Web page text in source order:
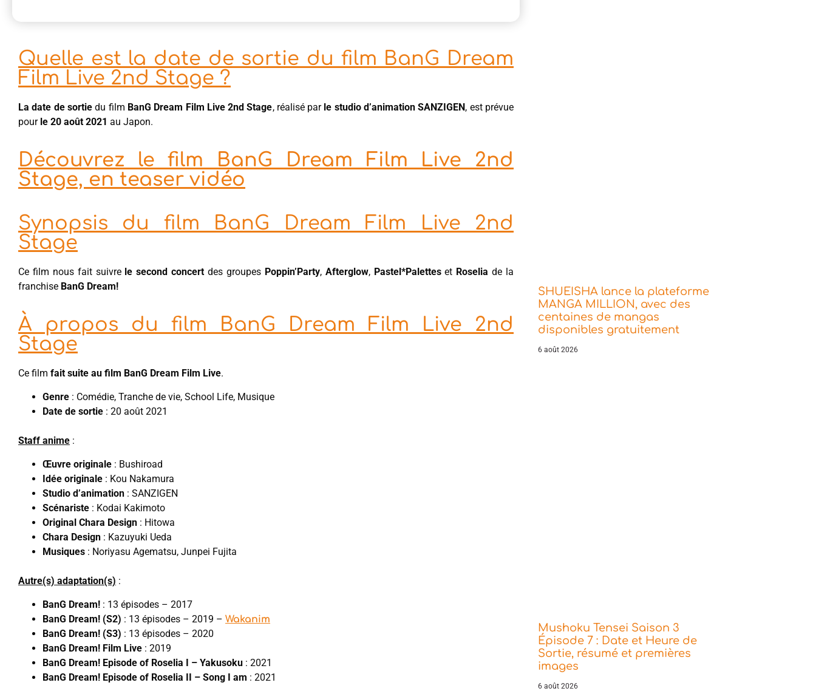
Quelle est la date de sortie du film BanG Dream
Film Live 2nd Stage ?
La date de sortiedu film BanG Dream Film Live 2nd Stage, réalisé par le studio d’animation SANZIGEN , est prévue
pour le 20 août 2021 au Japon.
Découvrez le film BanG Dream Film Live 2nd
Stage, en teaser vidéo
Synopsis du film BanG Dream Film Live 2nd
Stage
Ce film nous fait suivre le second concert des groupes Poppin’Party, Afterglow, Pastel*Paletteset Roselia de la
franchise BanG Dream!
À propos du film BanG Dream Film Live 2nd
Stage
Ce film fait suite au film BanG Dream Film Live.
Genre : Comédie, Tranche de vie, School Life, Musique
Date de sortie : 20 août 2021
Staff anime :
Œuvre originale : Bushiroad
Idée originale : Kou Nakamura
Studio d’animation : SANZIGEN
Scénariste : Kodai Kakimoto
Original Chara Design : Hitowa
Chara Design : Kazuyuki Ueda
Musiques : Noriyasu Agematsu, Junpei Fujita
Autre(s) adaptation(s) :
BanG Dream! : 13 épisodes – 2017
BanG Dream! (S2) : 13 épisodes – 2019 – Wakanim
BanG Dream! (S3) : 13 épisodes – 2020
BanG Dream! Film Live : 2019
BanG Dream! Episode of Roselia I – Yakusoku : 2021
BanG Dream! Episode of Roselia II – Song I am : 2021
SHUEISHA lance la plateforme
MANGA MILLION, avec des
centaines de mangas
disponibles gratuitement
6 août 2026
Mushoku Tensei Saison 3
Épisode 7 : Date et Heure de
Sortie, résumé et premières
images
6 août 2026